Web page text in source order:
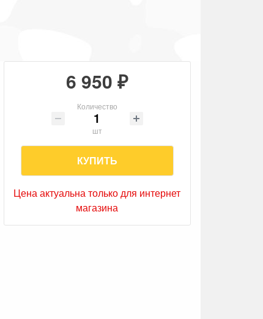
6 950 ₽
Количество
шт
КУПИТЬ
Цена актуальна только для интернет
магазина